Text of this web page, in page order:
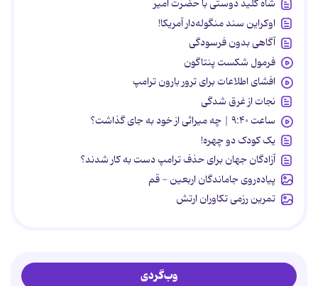
شاه کلید دوستی با حضرت امیر
اوکراین سند منگوله‌دار آمریکا!
آگاهی بدون فرسودگی
فرمول شکست پنتاگون
افشای اطلاعات برای ترور بارون ترامپ
نجات از غرق شدگی
ساعت ۹:۴۰ | چه میراثی از خود به جای گذاشت؟
یک کودک دو چهره!
آزادگان جهان برای حذف ترامپ دست به کار شدند؟
پیاده‌روی جاماندگان اربعین - قم
تمرین رزمی تکاوران ارتش
وب‌گردی